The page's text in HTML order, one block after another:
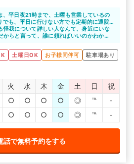
、平日夜21時まで、土曜も営業しているの
でも、平日に行けない方でも定期的に通院
す。場所も熊本市の中心部にある、映画館
の整骨院なので、女性の方も通いやすいで
怪我について詳しい人なんて、身近にいな
からと言って、誰に頼ればいいのかわから
、交通事故による怪我について詳しい整骨
悩みなどあれば、親身になって相談に乗っ
不安や悩みが少なくなれば、施術にも専念
ます。
土曜日OK お子様同伴可
駐車場あり
火 水 木 金 土 日
祝
○ ○ ○ ○ ◎ ℡
-
○ ○ ○ ○ ◎ ℡ -
話で無料予約をする